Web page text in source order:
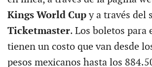
Kings World Cupy a través del
Ticketmaster. Los boletos para
tienen un costo que van desde
pesos mexicanos hasta los